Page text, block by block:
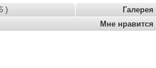
) Галерея
Мне нравится